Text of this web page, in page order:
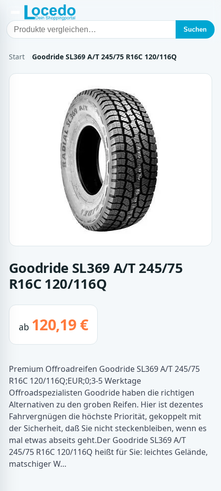
Suchen
Start Goodride SL369 A/T 245/75 R16C 120/116Q
Goodride SL369 A/T 245/75
R16C 120/116Q
ab 120,19 €
Premium Offroadreifen Goodride SL369 A/T 245/75
R16C 120/116Q;EUR;0;3-5 Werktage
Offroadspezialisten Goodride haben die richtigen
Alternativen zu den groben Reifen. Hier ist dezentes
Fahrvergnügen die höchste Priorität, gekoppelt mit
der Sicherheit, daß Sie nicht steckenbleiben, wenn es
mal etwas abseits geht.Der Goodride SL369 A/T
245/75 R16C 120/116Q heißt für Sie: leichtes Gelände,
matschiger W…